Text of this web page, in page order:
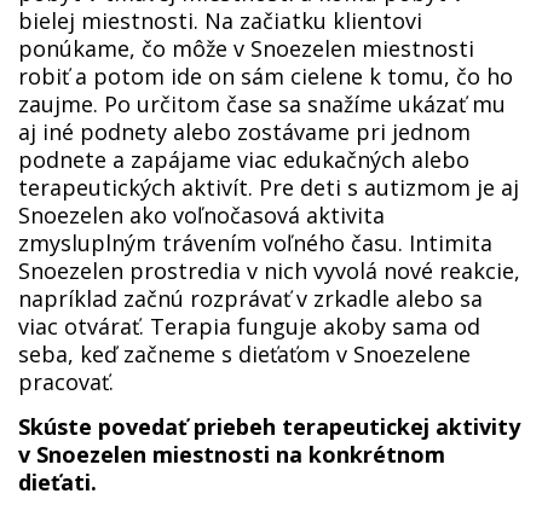
bielej miestnosti. Na začiatku klientovi
ponúkame, čo môže v Snoezelen miestnosti
robiť a potom ide on sám cielene k tomu, čo ho
zaujme. Po určitom čase sa snažíme ukázať mu
aj iné podnety alebo zostávame pri jednom
podnete a zapájame viac edukačných alebo
terapeutických aktivít. Pre deti s autizmom je aj
Snoezelen ako voľnočasová aktivita
zmysluplným trávením voľného času. Intimita
Snoezelen prostredia v nich vyvolá nové reakcie,
napríklad začnú rozprávať v zrkadle alebo sa
viac otvárať. Terapia funguje akoby sama od
seba, keď začneme s dieťaťom v Snoezelene
pracovať.
Skúste povedať priebeh terapeutickej aktivity
v Snoezelen miestnosti na konkrétnom
dieťati.